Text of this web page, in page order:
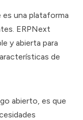
es una plataforma
ERPNext
y abierta para
de
abierto, es que